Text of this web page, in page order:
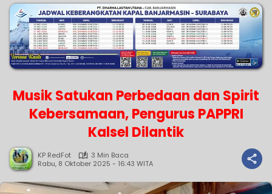
Musik Satukan Perbedaan dan Spirit
Kebersamaan, Pengurus PAPPRI
Kalsel Dilantik
KP RedFot
3 Min Baca
Rabu, 8 Oktober 2025 - 16:43 WITA